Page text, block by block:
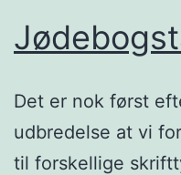
Det er nok først
udbredelse at vi
til forskellige